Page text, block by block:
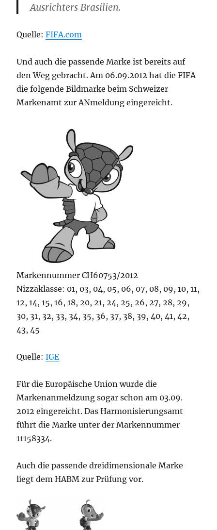
Ausrichters Brasilien.
Quelle:FIFA.com
Und auch die passende Marke ist bereits auf
den Weg gebracht. Am 06.09.2012 hat die FIFA
die folgende Bildmarke beim Schweizer
Markenamt zur ANmeldung eingereicht.
Markennummer CH60753/2012
Nizzaklasse: 01, 03, 04, 05, 06, 07, 08, 09, 10, 11,
12, 14, 15, 16, 18, 20, 21, 24, 25, 26, 27, 28, 29,
30, 31, 32, 33, 34, 35, 36, 37, 38, 39, 40, 41, 42,
43, 45
Quelle:IGE
Für die Europäische Union wurde die
Markenanmeldzung sogar schon am 03.09.
2012 eingereicht. Das Harmonisierungsamt
führt die Marke unter der Markennummer
11158334.
Auch die passende dreidimensionale Marke
liegt dem HABM zur Prüfung vor.